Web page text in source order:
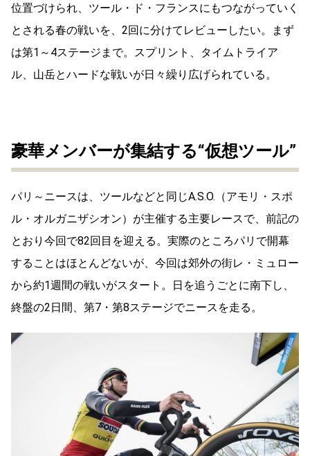
位置づけられ、ツール・ド・フランスにもつながっていく
とされる春の戦いを、2回に分けてレビューしたい。まず
は第1～4ステージまで。スプリント、タイムトライア
ル、山岳とハードな戦いが日々繰り広げられている。
豪華メンバーが集結する“仮想ツール”
パリ～ニースは、ツールなどと同じA.S.O.（アモリ・スポ
ル・オルガニザシオン）が主催する主要レースで、前記の
とおり今回で82回目を迎える。実際のところパリで開幕
することはほとんどないが、今回は郊外の街レ・ミュロー
から約1週間の戦いがスタート。日を追うごとに南下し、
終盤の2日間、第7・第8ステージでニースを走る。